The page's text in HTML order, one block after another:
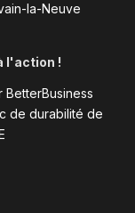
la-Neuve
l'action !
BetterBusiness
de durabilité de